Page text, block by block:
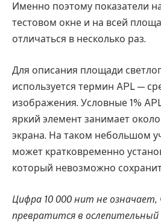
Именно поэтому показатели
тестовом окне и на всей
отличаться в несколько раз.
Для описания площади
используется термин APL —
изображения. Условные 1%
яркий элемент занимает
экрана. На таком небольшом
может кратковременно
который невозможно
Цифра 10 000 нит не
превратится в ослепительный